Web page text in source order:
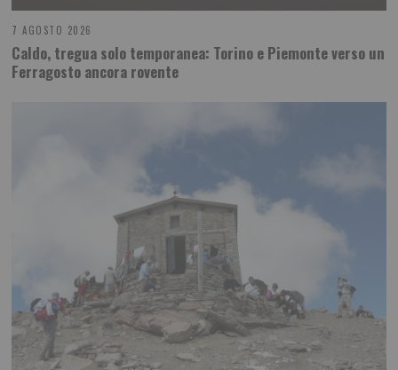
7 AGOSTO 2026
Caldo, tregua solo temporanea: Torino e Piemonte verso un
Ferragosto ancora rovente